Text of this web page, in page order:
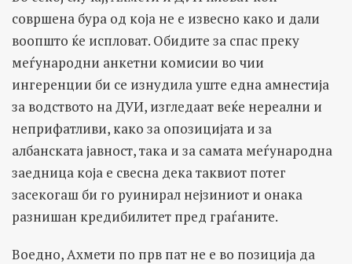
совршена бура од која не е извесно како и дали
воопшто ќе испловат. Обидите за спас преку
меѓународни анкетни комисии во чии
ингеренции би се изнудила уште една амнестија
за водството на ДУИ, изгледаат веќе нереални и
неприфатливи, како за опозицијата и за
албанската јавност, така и за самата меѓународна
заедница која е свесна дека таквиот потег
засекогаш би го руинирал нејзиниот и онака
разнишан кредибилитет пред граѓаните.
Воедно, Ахмети по прв пат не е во позиција да